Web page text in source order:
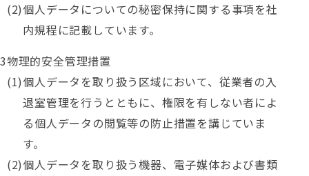
個人データについての秘密保持に関する事項を社
内規程に記載しています。
物理的安全管理措置
個人データを取り扱う区域において、従業者の入
退室管理を行うとともに、権限を有しない者によ
る個人データの閲覧等の防止措置を講じていま
す。
個人データを取り扱う機器、電子媒体および書類